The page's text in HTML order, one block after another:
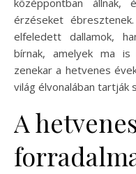
középpontban állnak,
érzéseket
elfeledett dallamok,
bírnak, amelyek ma is
zenekar a hetvenes
világ élvonalában tartják
A